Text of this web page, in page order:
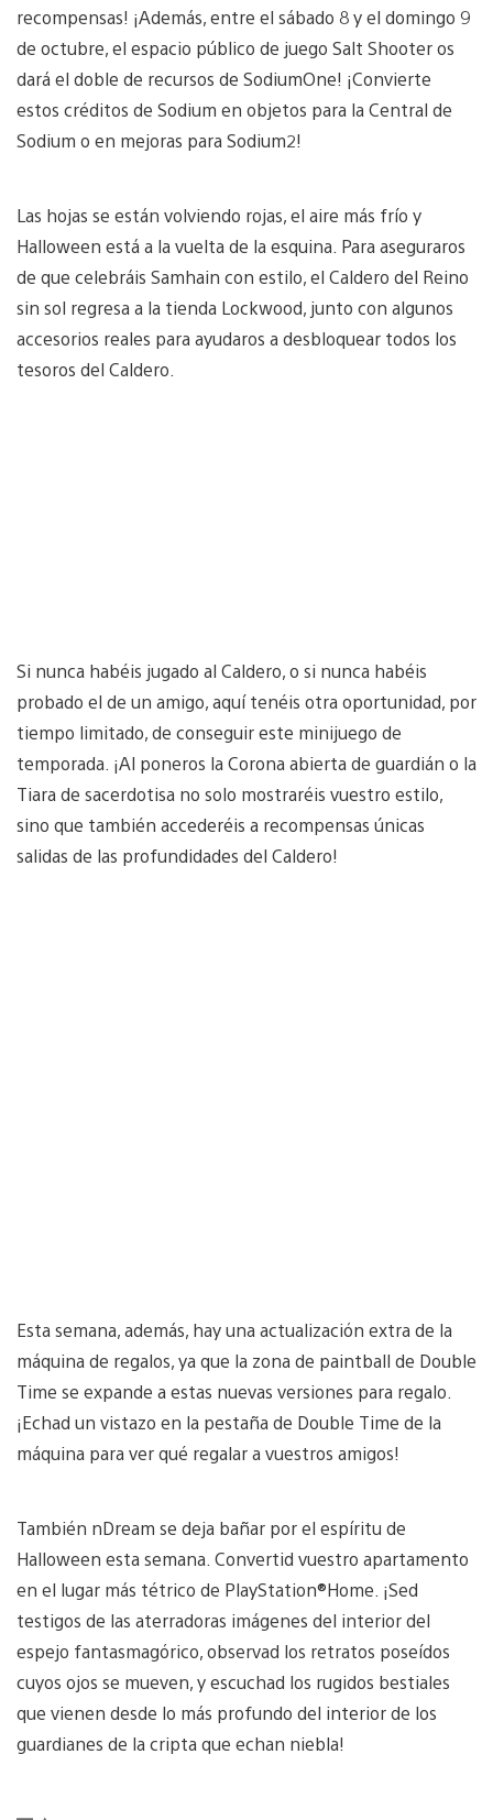
recompensas! ¡Además, entre el sábado 8 y el domingo 9
de octubre, el espacio público de juego Salt Shooter os
dará el doble de recursos de SodiumOne! ¡Convierte
estos créditos de Sodium en objetos para la Central de
Sodium o en mejoras para Sodium2!
Las hojas se están volviendo rojas, el aire más frío y
Halloween está a la vuelta de la esquina. Para aseguraros
de que celebráis Samhain con estilo, el Caldero del Reino
sin sol regresa a la tienda Lockwood, junto con algunos
accesorios reales para ayudaros a desbloquear todos los
tesoros del Caldero.
Si nunca habéis jugado al Caldero, o si nunca habéis
probado el de un amigo, aquí tenéis otra oportunidad, por
tiempo limitado, de conseguir este minijuego de
temporada. ¡Al poneros la Corona abierta de guardián o la
Tiara de sacerdotisa no solo mostraréis vuestro estilo,
sino que también accederéis a recompensas únicas
salidas de las profundidades del Caldero!
Esta semana, además, hay una actualización extra de la
máquina de regalos, ya que la zona de paintball de Double
Time se expande a estas nuevas versiones para regalo.
¡Echad un vistazo en la pestaña de Double Time de la
máquina para ver qué regalar a vuestros amigos!
También nDream se deja bañar por el espíritu de
Halloween esta semana. Convertid vuestro apartamento
en el lugar más tétrico de PlayStation®Home. ¡Sed
testigos de las aterradoras imágenes del interior del
espejo fantasmagórico, observad los retratos poseídos
cuyos ojos se mueven, y escuchad los rugidos bestiales
que vienen desde lo más profundo del interior de los
guardianes de la cripta que echan niebla!